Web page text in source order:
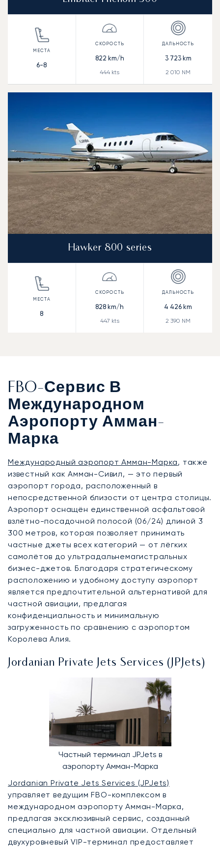
6-8
822 km/h
444 kts
3 723km
2 010 NM
Hawker 800 series
8
828 km/h
447 kts
4 426 km
2 390 NM
FBO-Сервис В
Международном
Аэропорту Амман-
Марка
Международный аэропорт Амман-Марка, также
известный как Амман-Сивил, — это первый
аэропорт города, расположенный в
непосредственной близости от центра столицы.
Аэропорт оснащён единственной асфальтовой
взлётно-посадочной полосой (06/24) длиной 3
300 метров, которая позволяет принимать
частные джеты всех категорий — от лёгких
самолётов до ультрадальнемагистральных
бизнес-джетов. Благодаря стратегическому
расположению и удобному доступу аэропорт
является предпочтительной альтернативой для
частной авиации, предлагая
конфиденциальность и минимальную
загруженность по сравнению с аэропортом
Королева Алия.
Jordanian Private Jets Services (JPJets)
Частный терминал JPJets в
аэропорту Амман-Марка
Jordanian Private Jets Services (JPJets)
управляет ведущим FBO-комплексом в
международном аэропорту Амман-Марка,
предлагая эксклюзивный сервис, созданный
специально для частной авиации. Отдельный
двухуровневый VIP-терминал предоставляет